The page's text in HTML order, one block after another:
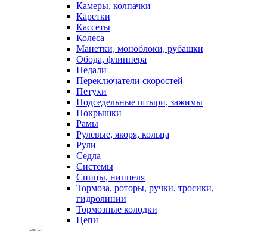
Камеры, колпачки
Каретки
Кассеты
Колеса
Манетки, моноблоки, рубашки
Обода, флиппера
Педали
Переключатели скоростей
Петухи
Подседельные штыри, зажимы
Покрышки
Рамы
Рулевые, якоря, кольца
Рули
Седла
Системы
Спицы, ниппеля
Тормоза, роторы, ручки, тросики,
гидролинии
Тормозные колодки
Цепи